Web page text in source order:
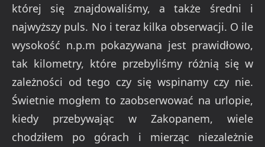
której się znajdowaliśmy, a także średni i
najwyższy puls. No i teraz kilka obserwacji. O ile
wysokość n.p.m pokazywana jest prawidłowo,
tak kilometry, które przebyliśmy różnią się w
zależności od tego czy się wspinamy czy nie.
Świetnie mogłem to zaobserwować na urlopie,
kiedy przebywając w Zakopanem, wiele
chodziłem po górach i mierząc niezależnie